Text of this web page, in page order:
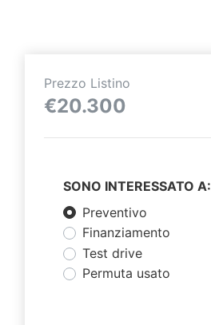
Prezzo Listino
€20.300
SONO INTERESSATO A:
Preventivo
Finanziamento
Test drive
Permuta usato